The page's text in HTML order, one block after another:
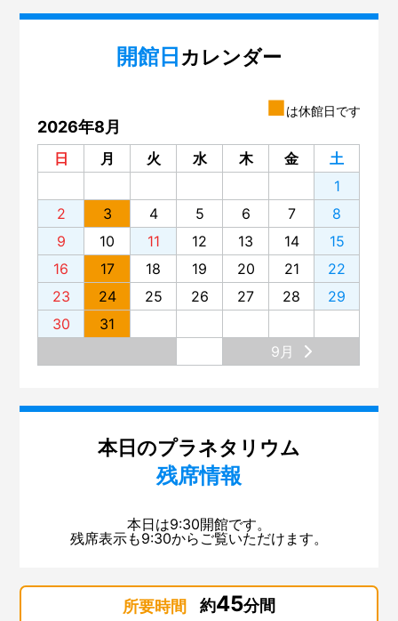
開館日 カレンダー
■は休館日です
2026年8月
日 月 火 水 木 金
土
1
2
3 4 5 6 7
8
9
10 11 12 13 14
15
16
17 18 19 20 21
22
23
24 25 26 27 28
29
30
31
9月
本日のプラネタリウム
残席情報
本日は9:30開館です。
残席表示も9:30からご覧いただけます。
所要時間 約45分間